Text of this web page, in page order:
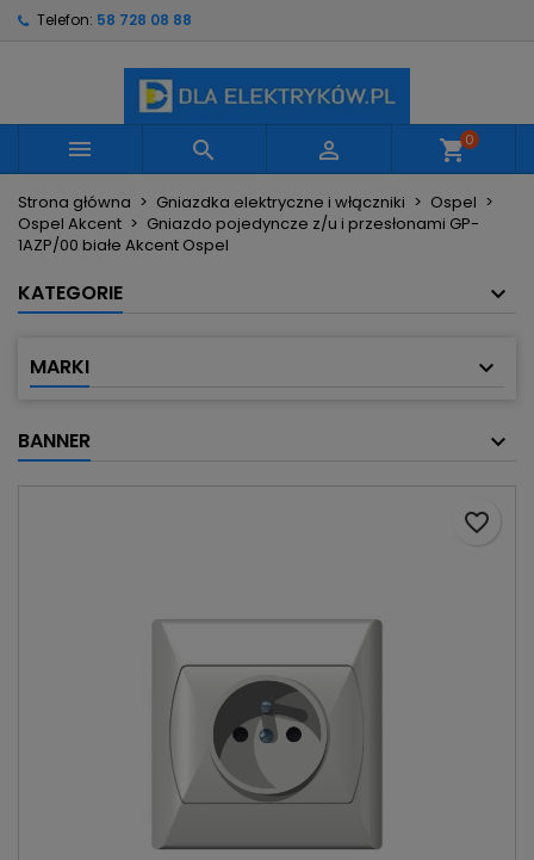
Telefon: 58 728 08 88
   shopping_cart0
Strona główna Gniazdka elektryczne i włączniki
Ospel
Ospel Akcent
Gniazdo pojedyncze z/u i przesłonami GP-
1AZP/00 białe Akcent Ospel
KATEGORIE
MARKI
BANNER
favorite_border
Utwórz nową listę
Nazwa listy życzeń
Anuluj Utwórz listę życzeń
Musisz być zalogowany by zapisać produkty na
swojej liście życzeń.
Anuluj Zaloguj się